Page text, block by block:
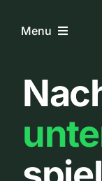
InhaltMenu
Home
Über uns
Urbanlist